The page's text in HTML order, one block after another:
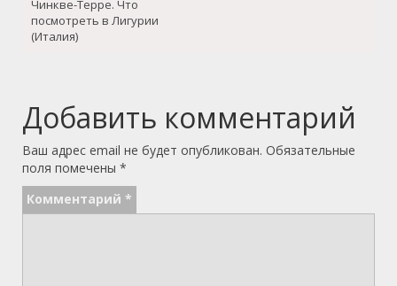
navigation
Чинкве-Терре. Что
посмотреть в Лигурии
(Италия)
Добавить комментарий
Ваш адрес email не будет опубликован. Обязательные
поля помечены *
Комментарий *